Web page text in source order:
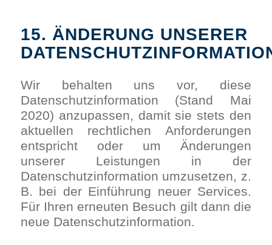
15. ÄNDERUNG UNSERER
Wir behalten uns vor, diese
Datenschutzinformation (Stand Mai
2020) anzupassen, damit sie stets den
aktuellen rechtlichen Anforderungen
entspricht oder um Änderungen
unserer Leistungen in der
Datenschutzinformation umzusetzen, z.
B. bei der Einführung neuer Services.
Für Ihren erneuten Besuch gilt dann die
neue Datenschutzinformation.